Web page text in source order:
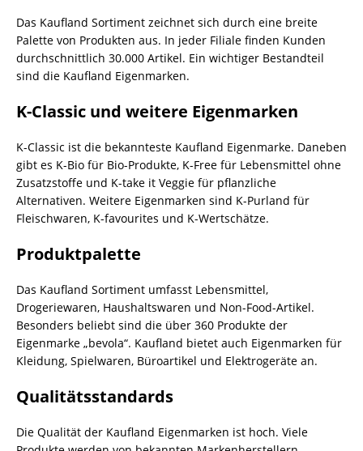
Das Kaufland Sortiment zeichnet sich durch eine breite
Palette von Produkten aus. In jeder Filiale finden Kunden
durchschnittlich 30.000 Artikel. Ein wichtiger Bestandteil
sind die Kaufland Eigenmarken.
K-Classic und weitere Eigenmarken
K-Classic ist die bekannteste Kaufland Eigenmarke. Daneben
gibt es K-Bio für Bio-Produkte, K-Free für Lebensmittel ohne
Zusatzstoffe und K-take it Veggie für pflanzliche
Alternativen. Weitere Eigenmarken sind K-Purland für
Fleischwaren, K-favourites und K-Wertschätze.
Produktpalette
Das Kaufland Sortiment umfasst Lebensmittel,
Drogeriewaren, Haushaltswaren und Non-Food-Artikel.
Besonders beliebt sind die über 360 Produkte der
Eigenmarke „bevola“. Kaufland bietet auch Eigenmarken für
Kleidung, Spielwaren, Büroartikel und Elektrogeräte an.
Qualitätsstandards
Die Qualität der Kaufland Eigenmarken ist hoch. Viele